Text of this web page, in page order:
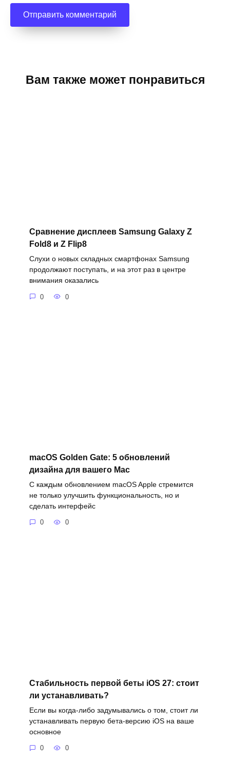
Вам также может понравиться
Сравнение дисплеев Samsung Galaxy Z
Fold8 и Z Flip8
Слухи о новых складных смартфонах Samsung
продолжают поступать, и на этот раз в центре
внимания оказались
0 0
macOS Golden Gate: 5 обновлений
дизайна для вашего Mac
С каждым обновлением macOS Apple стремится
не только улучшить функциональность, но и
сделать интерфейс
0 0
Стабильность первой беты iOS 27: стоит
ли устанавливать?
Если вы когда-либо задумывались о том, стоит ли
устанавливать первую бета-версию iOS на ваше
основное
0 0